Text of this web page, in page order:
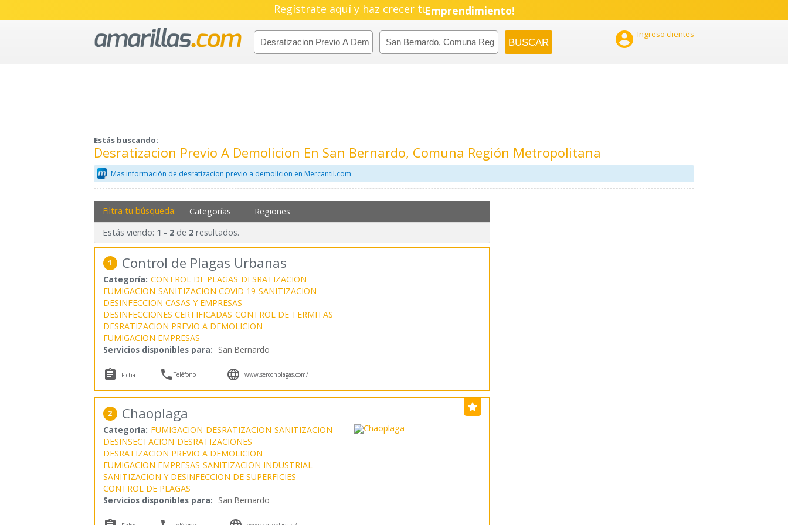
Regístrate aquí y haz crecer tuPyme!
Emprendimiento!
 Ingreso clientes
Estás buscando:
Desratizacion Previo A Demolicion En San Bernardo, Comuna Región Metropolitana
Mas información de desratizacion previo a demolicion en Mercantil.com
Filtra tu búsqueda: Categorías Regiones
Estás viendo: 1 - 2de 2resultados.
1 Control de Plagas Urbanas
Categoría: CONTROL DE PLAGAS DESRATIZACION
FUMIGACION SANITIZACION COVID 19 SANITIZACION
DESINFECCION CASAS Y EMPRESAS
DESINFECCIONES CERTIFICADAS CONTROL DE TERMITAS
DESRATIZACION PREVIO A DEMOLICION
FUMIGACION EMPRESAS
Servicios disponibles para: San Bernardo
 Ficha Teléfono  www.serconplagas.com/
2 Chaoplaga
Categoría: FUMIGACION DESRATIZACION SANITIZACION
DESINSECTACION DESRATIZACIONES
DESRATIZACION PREVIO A DEMOLICION
FUMIGACION EMPRESAS SANITIZACION INDUSTRIAL
SANITIZACION Y DESINFECCION DE SUPERFICIES
CONTROL DE PLAGAS
Servicios disponibles para: San Bernardo